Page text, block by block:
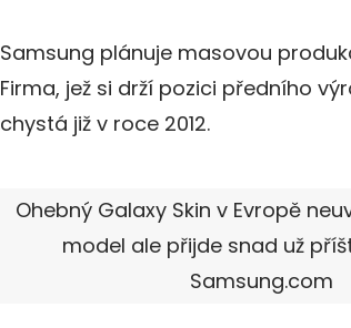
Samsung plánuje masovou
Firma, jež si drží pozici předního
chystá již v roce 2012.
Ohebný Galaxy Skin v Evropě
model ale přijde snad už
Samsung.com